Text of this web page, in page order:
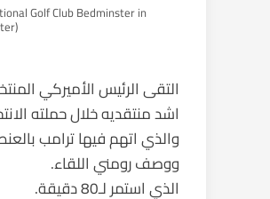
Golf Club Bedminster in
التقى الرئيس الأميركي
اشد منتقديه خلال حملته
والذي اتهم فيها ترامب
ووصف رومني اللقاء.
الذي استمر لـ80 دقيقة.